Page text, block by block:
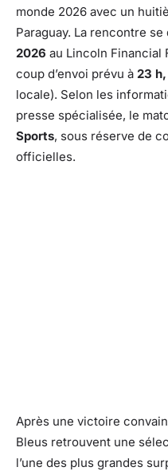
monde 2026 avec un
Paraguay. La rencontre
2026 au Lincoln Financial
coup d’envoi prévu à 23
locale). Selon les
presse spécialisée, le
Sports, sous réserve de
officielles.
Après une victoire
Bleus retrouvent une
l’une des plus grandes